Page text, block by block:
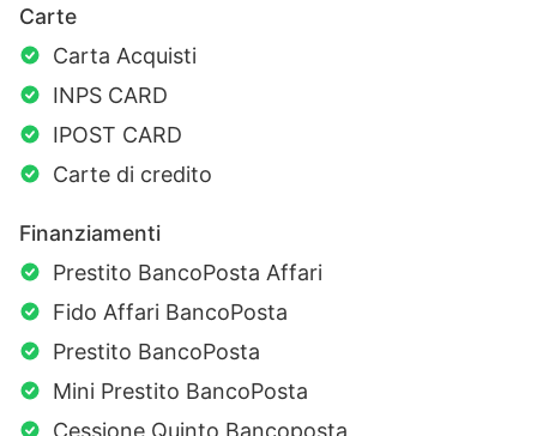
Carte
Carta Acquisti
INPS CARD
IPOST CARD
Carte di credito
Finanziamenti
Prestito BancoPosta Affari
Fido Affari BancoPosta
Prestito BancoPosta
Mini Prestito BancoPosta